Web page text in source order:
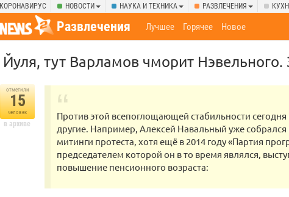
КОРОНАВИРУС НОВОСТИ НАУКА И ТЕХНИКА РАЗВЛЕЧЕНИЯ
Развлечения Лучшее Горячее Новое
Йуля, тут Варламов чморит Нэвельного.
отметили
15
человек
в архиве
Против этой всепоглощающей стабильности сегодня
другие. Например, Алексей Навальный уже
митинги протеста, хотя ещё в 2014 году «Партия
председателем которой он в то время являлся,
повышение пенсионного возраста: